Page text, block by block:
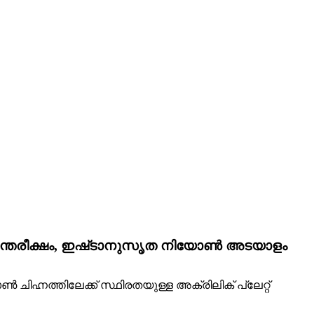
ഇഷ്‌ടാനുസൃത നിയോൺ അടയാളം
സ്ഥിരതയുള്ള അക്രിലിക് പ്ലേറ്റ്